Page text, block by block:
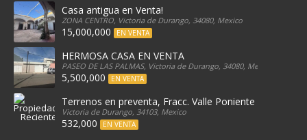
Casa antigua en Venta!
ZONA CENTRO, Victoria de Durango, 34080, Mexico
15,000,000 EN VENTA
HERMOSA CASA EN VENTA
PASEO DE LAS PALMAS, Victoria de Durango, 34080, Mexico
5,500,000 EN VENTA
Terrenos en preventa, Fracc. Valle Poniente
Victoria de Durango, 34103, Mexico
532,000 EN VENTA